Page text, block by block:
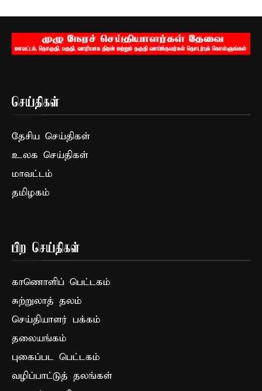
செய்திகள்
தேசிய செய்திகள்
உலக செய்திகள்
மாவட்டம்
தமிழகம்
பிற செய்திகள்
காணொளிப் பெட்டகம்
சுற்றுலாத் தலம்
செய்தியாளர் பக்கம்
தலையங்கம்
புகைப்பட பெட்டகம்
வழிப்பாட்டுத் தலங்கள்